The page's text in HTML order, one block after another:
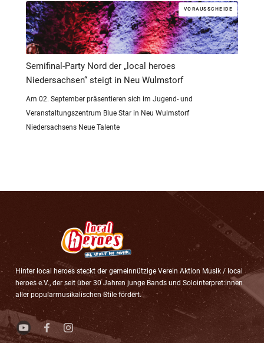
VORAUSSCHEIDE
Semifinal-Party Nord der „local heroes
Niedersachsen“ steigt in Neu Wulmstorf
Am 02. September präsentieren sich im Jugend- und
Veranstaltungszentrum Blue Star in Neu Wulmstorf
Niedersachsens Neue Talente
Hinter local heroes steckt der gemeinnützige Verein Aktion Musik / local
heroes e.V., der seit über 30 Jahren junge Bands und Solointerpret:innen
aller popularmusikalischen Stile fördert.